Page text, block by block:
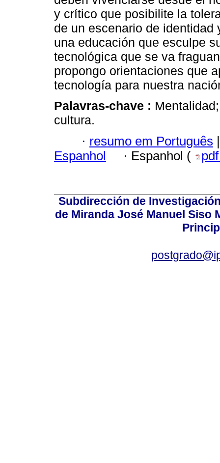
y crítico que posibilite la
de un escenario de
una educación que esculpe
tecnológica que se va
propongo orientaciones que
tecnología para nuestra
Palavras-chave :
cultura.
· resumo em Português |
Espanhol
· Espanhol (
Subdirección de
de Miranda José Manuel Siso